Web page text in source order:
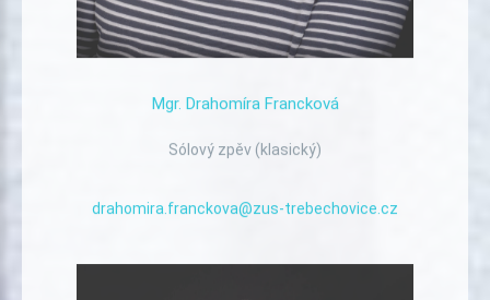
Mgr. Drahomíra Francková
Sólový zpěv (klasický)
drahomira.franckova@zus-trebechovice.cz